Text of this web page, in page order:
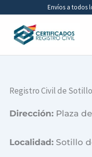
contenido
Envíos a todos
Registro Civil de
Dirección: Plaza
Localidad: Sotillo